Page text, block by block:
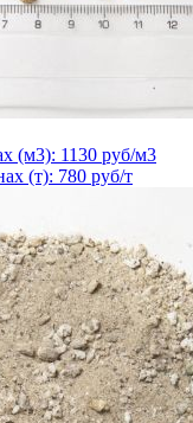
(м3): 1130 руб/м3
(т): 780 руб/т